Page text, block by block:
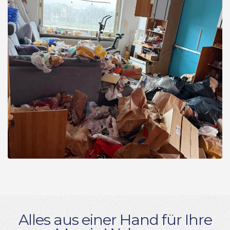
Alles aus einer Hand für Ihre